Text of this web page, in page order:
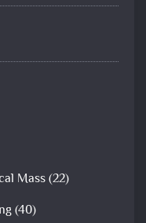
Mass(22)
(40)